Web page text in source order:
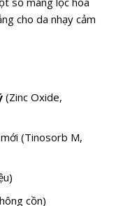
cho da nhạy cảm
(Zinc Oxide,
(Tinosorb M,
cồn)